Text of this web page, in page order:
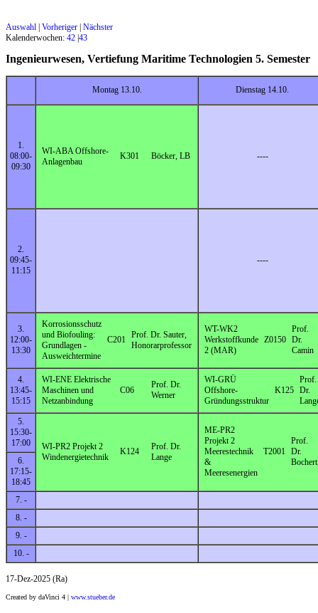
Auswahl Vorheriger Nächster
Kalenderwochen: 42 43
Ingenieurwesen, Vertiefung Maritime Technologien 5.
Montag 13.10. Dienstag 14.10.
1.
08:00-
09:30
WI-ABA Offshore-
Anlagenbau
K301 Böcker, LB ----
2.
09:45-
11:15
----
3.
12:00-
13:30
Korrosionsschutz
und Biofouling:
Grundlagen -
Ausweichtermine
C201
Prof. Dr. Sauter,
Honorarprofessor
WT-WK2
Werkstoffkunde
2 (MAR)
Z0150
Prof.
Dr.
Camin
4.
13:45-
15:15
WI-ENE Elektrische
Maschinen und
Netzanbindung
C06
Prof. Dr.
Werner
WI-GRÜ
Offshore-
Gründungsstruktur
K125
Prof.
Dr.
5.
15:30-
17:00
WI-PR2 Projekt 2
Windenergietechnik
K124
Prof. Dr.
Lange
ME-PR2
Projekt 2
Meerestechnik
&
Meeresenergien
T2001
Prof.
Dr.
6.
17:15-
18:45
7. -
8. -
9. -
10. -
17-Dez-2025 (Ra)
Created by daVinci 4 | www.stueber.de